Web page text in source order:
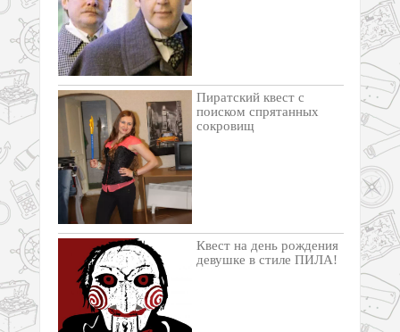
Пиратский квест с
поиском спрятанных
сокровищ
Квест на день рождения
девушке в стиле ПИЛА!